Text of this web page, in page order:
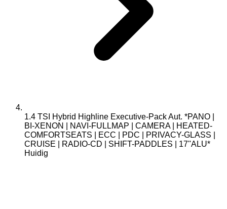
1.4 TSI Hybrid Highline Executive-Pack Aut. *PANO |
BI-XENON | NAVI-FULLMAP | CAMERA | HEATED-
COMFORTSEATS | ECC | PDC | PRIVACY-GLASS |
CRUISE | RADIO-CD | SHIFT-PADDLES | 17''ALU*
Huidig